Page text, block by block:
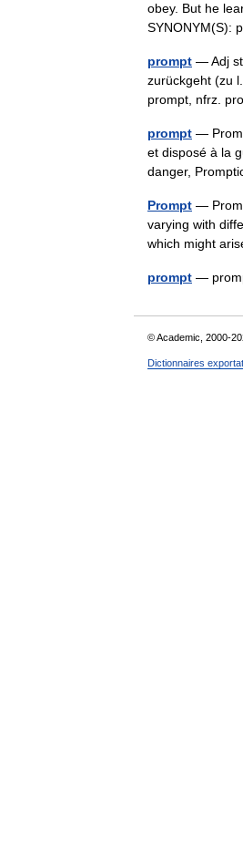
obey. But he
SYNONYM(S):
prompt — Adj
zurückgeht (zu
prompt, nfrz.
prompt —
et disposé à la
danger,
Prompt —
varying with
which might
prompt —
© Academic, 2000-
Dictionnaires